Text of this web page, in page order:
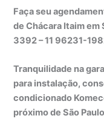
Faça seu
de Chácara Itaim
3392 – 11 96231-
Tranquilidade na
para instalação,
condicionado
próximo de São